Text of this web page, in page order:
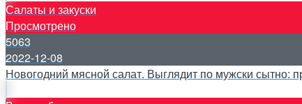
Салаты и закуски
Просмотрено
5063
2022-12-08
Новогодний мясной салат. Выглядит по мужски сытно: